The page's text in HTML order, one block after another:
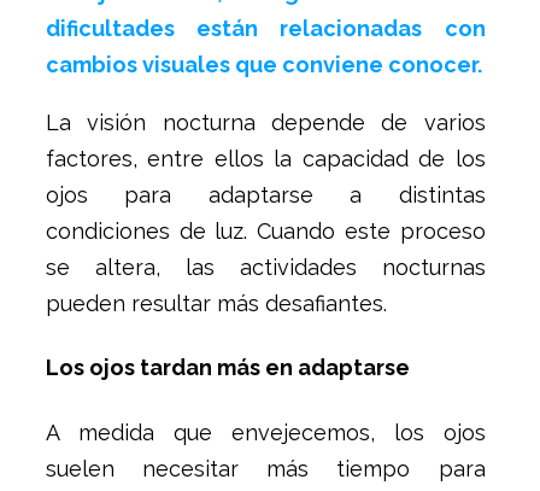
dificultades están relacionadas con
cambios visuales que conviene conocer.
La visión nocturna depende de varios
factores, entre ellos la capacidad de los
ojos para adaptarse a distintas
condiciones de luz. Cuando este proceso
se altera, las actividades nocturnas
pueden resultar más desafiantes.
Los ojos tardan más en adaptarse
A medida que envejecemos, los ojos
suelen necesitar más tiempo para